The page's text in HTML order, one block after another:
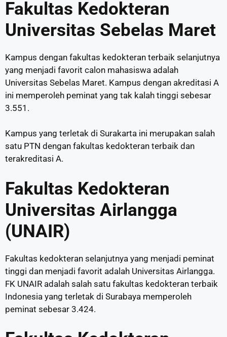
Fakultas Kedokteran
Universitas Sebelas Maret
Kampus dengan fakultas kedokteran terbaik selanjutnya
yang menjadi favorit calon mahasiswa adalah
Universitas Sebelas Maret. Kampus dengan akreditasi A
ini memperoleh peminat yang tak kalah tinggi sebesar
3.551.
Kampus yang terletak di Surakarta ini merupakan salah
satu PTN dengan fakultas kedokteran terbaik dan
terakreditasi A.
Fakultas Kedokteran
Universitas Airlangga
(UNAIR)
Fakultas kedokteran selanjutnya yang menjadi peminat
tinggi dan menjadi favorit adalah Universitas Airlangga.
FK UNAIR adalah salah satu fakultas kedokteran terbaik
Indonesia yang terletak di Surabaya memperoleh
peminat sebesar 3.424.